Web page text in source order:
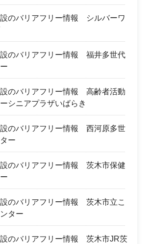
のバリアフリー情報 シルバーワ
のバリアフリー情報 福井多世代
のバリアフリー情報 高齢者活動
シニアプラザいばらき
のバリアフリー情報 西河原多世
ー
のバリアフリー情報 茨木市保健
のバリアフリー情報 茨木市立こ
ター
のバリアフリー情報 茨木市JR茨